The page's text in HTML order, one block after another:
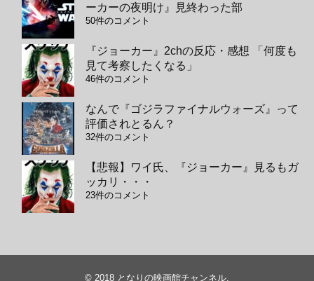
ーカーの夜明け』見終わった部
50件のコメント
『ジョーカー』2chの反応・感想 「何度も
見て考察したくなる」
46件のコメント
なんで『ゴジラファイナルウォーズ』って
評価されとるん？
32件のコメント
【悲報】ワイ氏、『ジョーカー』見るもガ
ッカリ・・・
23件のコメント
© 2018 となりの映画館チャンネル.